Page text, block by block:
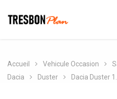
Accueil Vehicule Occasion
Dacia
Duster Dacia Duster